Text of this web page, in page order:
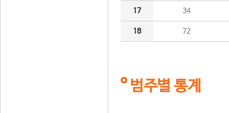
17 34
18 72
범주별 통계